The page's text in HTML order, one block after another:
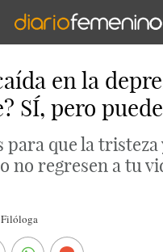
en la
SÍ, pero
para que la tristeza
no regresen a tu
Filóloga